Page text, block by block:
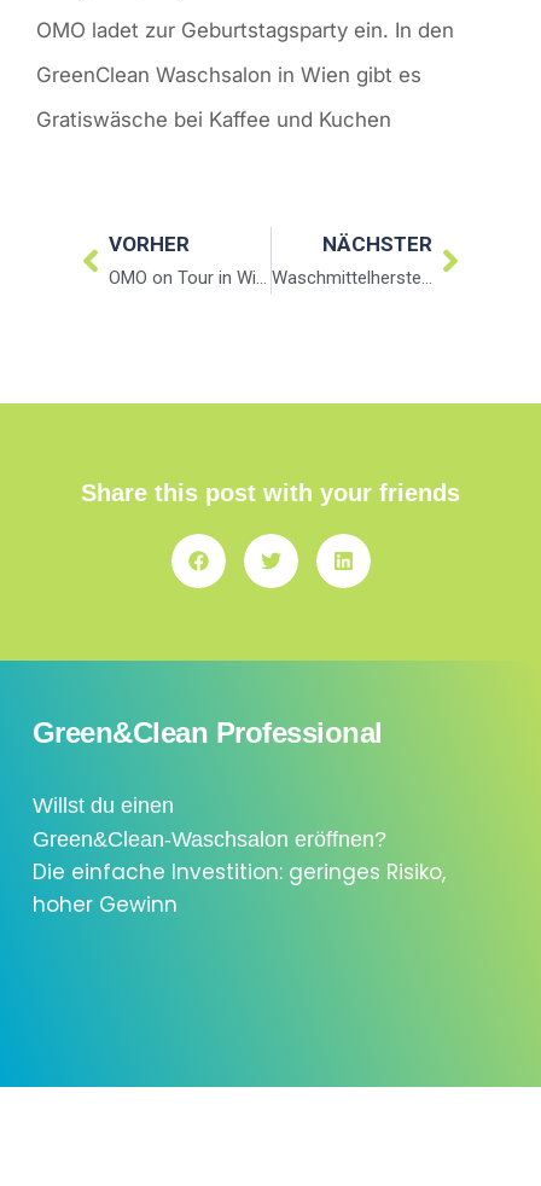
OMO ladet zur Geburtstagsparty ein. In den
GreenClean Waschsalon in Wien gibt es
Gratiswäsche bei Kaffee und Kuchen
VORHER
OMO on Tour in Wien
NÄCHSTER
Waschmittelhersteller OMO veranstaltet Geburtstagsparty im Waschsalon
Share this post with your friends
Green&Clean Professional
Willst du einen
Green&Clean-Waschsalon eröffnen?
Die einfache Investition: geringes Risiko,
hoher Gewinn